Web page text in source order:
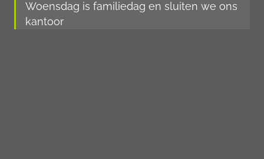
Woensdag is familiedag en sluiten we ons
kantoor